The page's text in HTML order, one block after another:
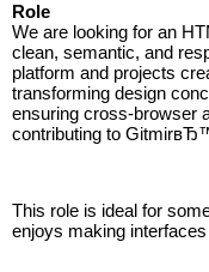
Role
We are looking for an
clean, semantic, and
platform and projects
transforming design
ensuring cross-browser
contributing to
This role is ideal for
enjoys making